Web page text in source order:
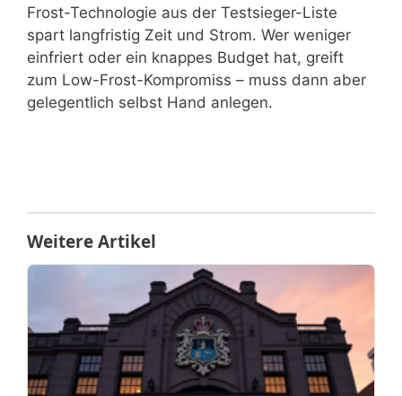
Frost-Technologie aus der Testsieger-Liste
spart langfristig Zeit und Strom. Wer weniger
einfriert oder ein knappes Budget hat, greift
zum Low-Frost-Kompromiss – muss dann aber
gelegentlich selbst Hand anlegen.
Weitere Artikel